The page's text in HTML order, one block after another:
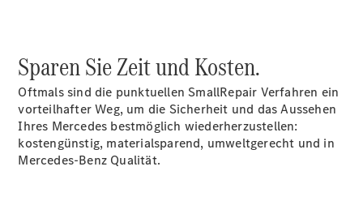
vereinbaren
Servicetermin
vereinbaren
Tel: +49 89
608006 0
Sparen Sie Zeit und Kosten.
Oftmals sind die punktuellen SmallRepair Verfahren ein
vorteilhafter Weg, um die Sicherheit und das Aussehen
Ihres Mercedes bestmöglich wiederherzustellen:
kostengünstig, materialsparend, umweltgerecht und in
Mercedes-Benz Qualität.